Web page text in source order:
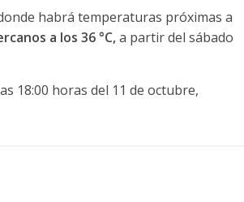
habrá temperaturas próximas a
a los 36 °C,a partir del sábado
18:00 horas del 11 de octubre,